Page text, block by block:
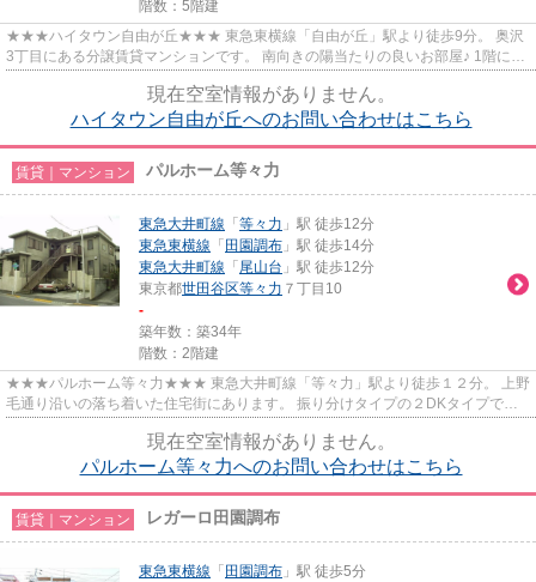
階数：5階建
★★★ハイタウン自由が丘★★★ 東急東横線「自由が丘」駅より徒歩9分。 奥沢
3丁目にある分譲賃貸マンションです。 南向きの陽当たりの良いお部屋♪ 1階にコ
現在空室情報がありません。
ハイタウン自由が丘へのお問い合わせはこちら
賃貸｜マンション パルホーム等々力
東急大井町線 「 等々力 」駅 徒歩12分
東急東横線 「 田園調布 」駅 徒歩14分
東急大井町線 「 尾山台 」駅 徒歩12分
東京都世田谷区等々力 ７丁目10
-
築年数：築34年
階数：2階建
★★★パルホーム等々力★★★ 東急大井町線「等々力」駅より徒歩１２分。 上野
毛通り沿いの落ち着いた住宅街にあります。 振り分けタイプの２DKタイプでカ
現在空室情報がありません。
パルホーム等々力へのお問い合わせはこちら
賃貸｜マンション レガーロ田園調布
東急東横線 「 田園調布 」駅 徒歩5分